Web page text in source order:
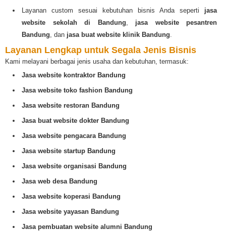
Layanan custom sesuai kebutuhan bisnis Anda seperti jasa
website sekolah di Bandung, jasa website pesantren
Bandung, dan jasa buat website klinik Bandung.
Layanan Lengkap untuk Segala Jenis Bisnis
Kami melayani berbagai jenis usaha dan kebutuhan, termasuk:
Jasa website kontraktor Bandung
Jasa website toko fashion Bandung
Jasa website restoran Bandung
Jasa buat website dokter Bandung
Jasa website pengacara Bandung
Jasa website startup Bandung
Jasa website organisasi Bandung
Jasa web desa Bandung
Jasa website koperasi Bandung
Jasa website yayasan Bandung
Jasa pembuatan website alumni Bandung